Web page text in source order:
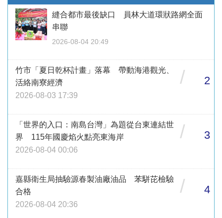
縫合都市最後缺口 員林大道環狀路網全面
串聯
2026-08-04 20:49
竹市「夏日乾杯計畫」落幕 帶動海港觀光、
活絡南寮經濟
2026-08-03 17:39
/ 2
「世界的入口：南島台灣」為題從台東連結世
界 115年國慶焰火點亮東海岸
2026-08-04 00:06
/ 3
嘉縣衛生局抽驗源春製油廠油品 苯駢芘檢驗
合格
2026-08-04 20:36
/ 4